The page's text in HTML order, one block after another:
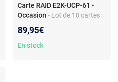
Carte RAID E2K-UCP-61 -
Occasion - Lot de 10 cartes
Express - PowerEdge serveur
89,95€
En stock